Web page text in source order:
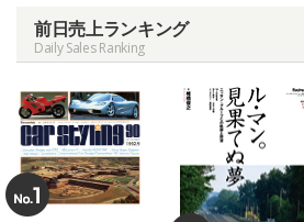
前日売上ランキング
Daily Sales Ranking